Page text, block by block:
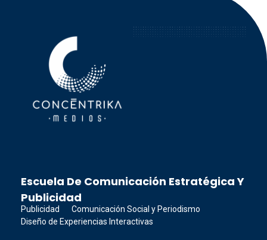
Escuela De Comunicación Estratégica Y
Publicidad
Publicidad
Comunicación Social y Periodismo
Diseño de Experiencias Interactivas